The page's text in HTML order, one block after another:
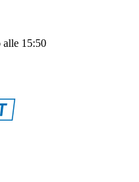
alle 15:50